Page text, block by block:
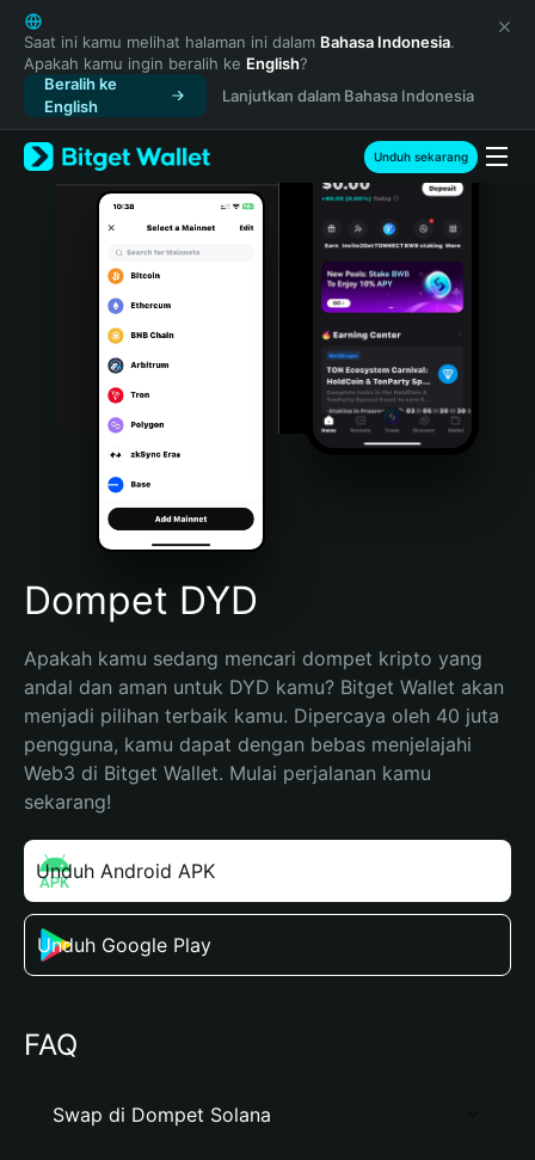
English
日本語
Tiếng Việt
Русский
Español (Latinoamérica)
Türkçe
Italiano
Português (Portugal)
Bahasa Indonesia
Português (Brasil)
Español (Argentina)
Saat ini kamu melihat halaman ini dalam Bahasa Indonesia.
Apakah kamu ingin beralih ke English?
Beralih ke
English
Lanjutkan dalam Bahasa Indonesia
Unduh sekarang
Dompet DYD
Apakah kamu sedang mencari dompet kripto yang
andal dan aman untuk DYD kamu? Bitget Wallet akan
menjadi pilihan terbaik kamu. Dipercaya oleh 40 juta
pengguna, kamu dapat dengan bebas menjelajahi
Web3 di Bitget Wallet. Mulai perjalanan kamu
sekarang!
Unduh Android APK
Unduh Google Play
FAQ
Swap di Dompet Solana